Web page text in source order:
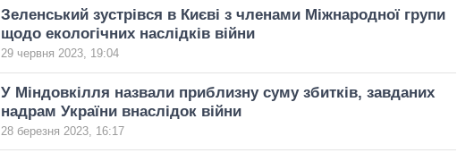
Зеленський зустрівся в Києві з членами Міжнародної групи
щодо екологічних наслідків війни
29 червня 2023, 19:04
У Міндовкілля назвали приблизну суму збитків, завданих
надрам України внаслідок війни
28 березня 2023, 16:17